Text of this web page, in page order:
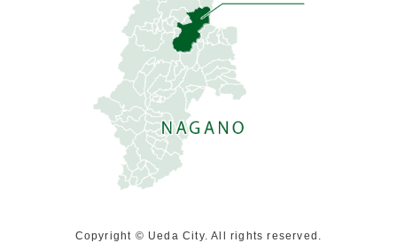
Copyright © Ueda City. All rights reserved.